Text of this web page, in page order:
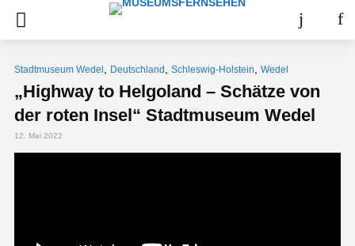
Stadtmuseum Wedel Deutschland Schleswig-Holstein Wedel
„Highway to Helgoland – Schätze von
der roten Insel“ Stadtmuseum Wedel
12. Mai 2022